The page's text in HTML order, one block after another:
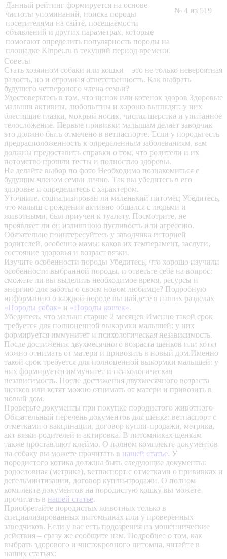
Данный рейтинг формируется на основе
частоты упоминаний, поиска породы
посетителями на сайте, посещаемости
объявлений и других параметрах, которые
помогают определить популярность породы на
площадке Kinpet.ru в текущий период времени.
№ 4 из 519
Советы
Стать хозяином собаки или кошки – это не только невероятная
радость, но и огромная ответственность. Как выбрать
будущего четвероного члена семьи?
Удостоверьтесь в том, что щенок или котенок здоров Здоровые
малыши активны, любопытны и хорошо выглядят: у них
блестящие глазки, мокрый носик, чистая шерстка и упитанное
телосложение. Первые прививки малышам делает заводчик –
это должно быть отмечено в ветпаспорте. Если у породы есть
предрасположенность к определенным заболеваниям, вам
должны предоставить справки о том, что родители и их
потомство прошли тесты и полностью здоровы.
Не делайте выбор по фото Необходимо познакомиться с
будущим членом семьи лично. Так вы убедитесь в его
здоровье и определитесь с характером.
Уточните, социализирован ли маленький питомец Убедитесь,
что малыш с рождения активно общался с людьми и
животными, был приучен к туалету. Посмотрите, не
проявляет ли он излишнюю пугливость или агрессию.
Обязательно поинтересуйтесь у заводчика историей
родителей, особенно мамы: каков их темперамент, заслуги,
состояние здоровья и возраст вязки.
Изучите особенности породы Убедитесь, что хорошо изучили
особенности выбранной породы, и ответьте себе на вопрос:
сможете ли вы выделить необходимое время, ресурсы и
энергию для заботы о своем новом любимце? Подробную
информацию о каждой породе вы найдете в наших разделах
«Породы собак» и «Породы кошек».
Убедитесь, что малыш старше 2 месяцев Именно такой срок
требуется для полноценной выкормки малышей: у них
формируется иммунитет и психологическая независимость.
После достижения двухмесячного возраста щенков или котят
можно отнимать от матери и привозить в новый дом.Именно
такой срок требуется для полноценной выкормки малышей: у
них формируется иммунитет и психологическая
независимость. После достижения двухмесячного возраста
щенков или котят можно отнимать от матери и привозить в
новый дом.
Проверьте документы при покупке породистого животного
Обязательный перечень документов для щенка: ветпаспорт с
отметками о вакцинации, договор купли-продажи, метрика,
акт вязки родителей и актировка. В питомниках щенкам
также проставляют клеймо. О полном комплекте документов
на собаку вы можете прочитать в нашей статье. У
породистого котика должны быть следующие документы:
родословная (метрика), ветпаспорт с отметками о прививках и
дегельминтизации, договор купли-продажи. О полном
комплекте документов на породистую кошку вы можете
прочитать в нашей статье.
Приобретайте породистых животных только в
специализированных питомниках или у проверенных
заводчиков. Если у вас есть подозрения на мошеннические
действия – сразу же сообщите нам. Подробнее о том, как
выбрать здорового и чистокровного питомца, читайте в
наших статьях: